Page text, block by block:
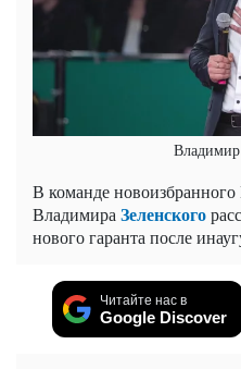
В команде
ВладимираЗеленского
нового гаранта после
Читайте нас в
Google Discover